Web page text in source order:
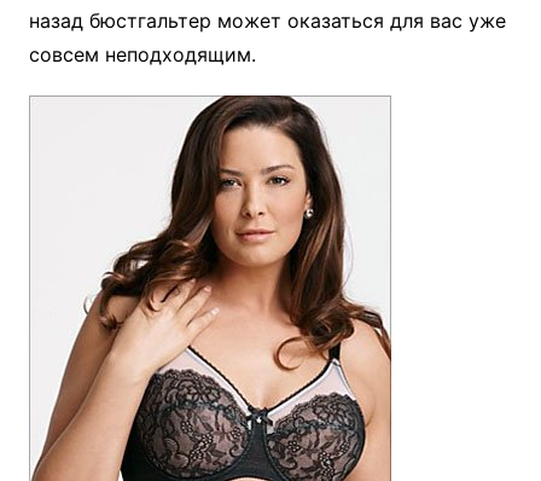
назад бюстгальтер может оказаться для вас уже
совсем неподходящим.